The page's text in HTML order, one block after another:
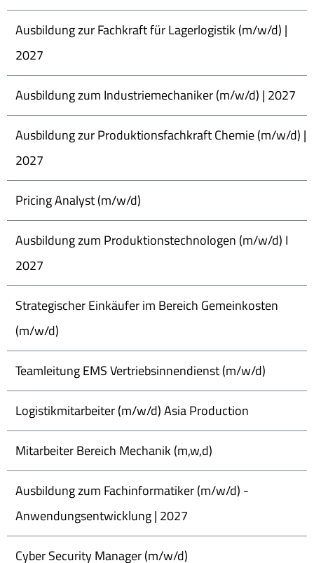
Ausbildung zur Fachkraft für Lagerlogistik (m/w/d) |
2027
Ausbildung zum Industriemechaniker (m/w/d) | 2027
Ausbildung zur Produktionsfachkraft Chemie (m/w/d) |
2027
Pricing Analyst (m/w/d)
Ausbildung zum Produktionstechnologen (m/w/d) I
2027
Strategischer Einkäufer im Bereich Gemeinkosten
(m/w/d)
Teamleitung EMS Vertriebsinnendienst (m/w/d)
Logistikmitarbeiter (m/w/d) Asia Production
Mitarbeiter Bereich Mechanik (m,w,d)
Ausbildung zum Fachinformatiker (m/w/d) -
Anwendungsentwicklung | 2027
Cyber Security Manager (m/w/d)